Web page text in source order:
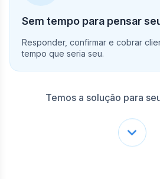
Sem tempo para pensar
Responder, confirmar e cobrar
tempo que seria seu.
Temos a solução para